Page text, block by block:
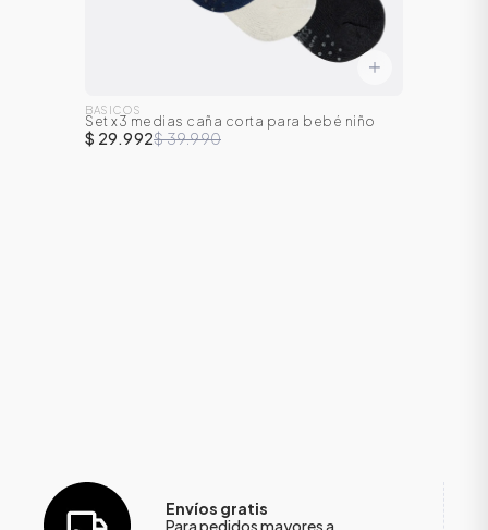
BASICOS
Set x3 medias caña corta para bebé niño
$ 29.992$ 39.990
Envíos gratis
Para pedidos mayores a